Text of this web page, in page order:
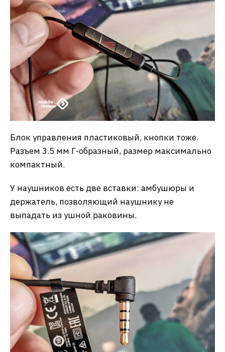
Блок управления пластиковый, кнопки тоже.
Разъем 3.5 мм Г-образный, размер максимально
компактный.
У наушников есть две вставки: амбушюры и
держатель, позволяющий наушнику не
выпадать из ушной раковины.